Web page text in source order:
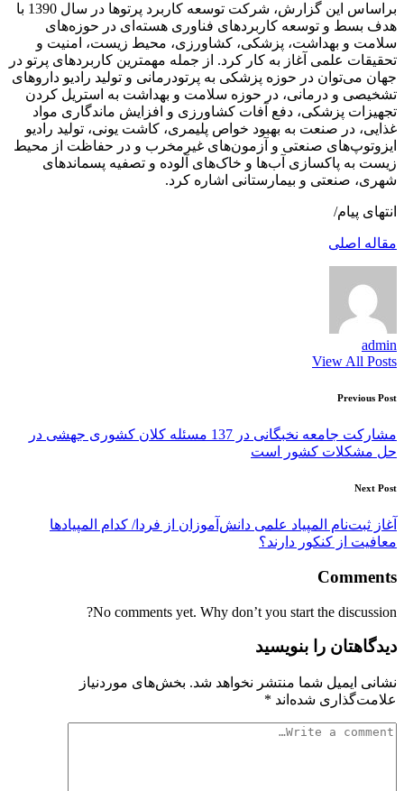
براساس این گزارش، شرکت توسعه کاربرد پرتوها در سال 1390 با
هدف بسط و توسعه کاربردهای فناوری هسته‌ای در حوزه‌های
سلامت و بهداشت، پزشکی، کشاورزی، محیط‎ زیست، امنیت و
تحقیقات علمی آغاز به‌ کار کرد. از جمله مهمترین کاربردهای پرتو در
جهان می‌توان در حوزه پزشکی به پرتودرمانی و تولید رادیو داروهای
تشخیصی و درمانی، در حوزه سلامت و بهداشت به استریل کردن
تجهیزات پزشکی، دفع آفات کشاورزی و افزایش ماندگاری مواد
غذایی، در صنعت به بهبود خواص پلیمری، کاشت یونی، تولید رادیو
ایزوتوپ‌های صنعتی و آزمون‌های غیرمخرب و در حفاظت از محیط
زیست به پاکسازی آب‌ها و خاک‌های آلوده و تصفیه پسماندهای
شهری، صنعتی و بیمارستانی اشاره کرد.
انتهای پیام/
مقاله اصلی
admin
View All Posts
Post
navigation
Previous Post
مشارکت جامعه نخبگانی در 137 مسئله کلان کشوری جهشی در
حل مشکلات کشور است
Next Post
آغاز ثبت‌نام المپیاد علمی دانش‌آموزان از فردا/ کدام المپیادها
معافیت از کنکور دارند؟
Comments
No comments yet. Why don’t you start the discussion?
دیدگاهتان را بنویسید
نشانی ایمیل شما منتشر نخواهد شد. بخش‌های موردنیاز
علامت‌گذاری شده‌اند *